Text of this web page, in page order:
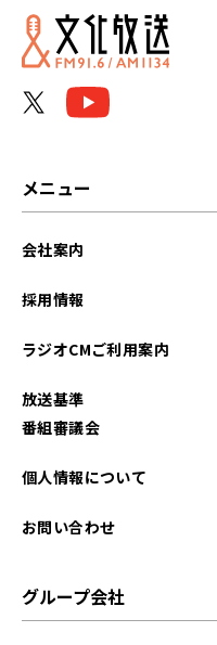
メニュー
会社案内
採用情報
ラジオCMご利用案内
放送基準
番組審議会
個人情報について
お問い合わせ
グループ会社